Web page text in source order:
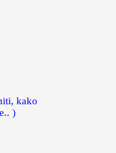
kako
)